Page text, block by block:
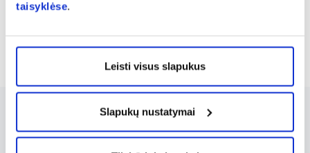
taisyklėse.
Leisti visus slapukus
Slapukų nustatymai